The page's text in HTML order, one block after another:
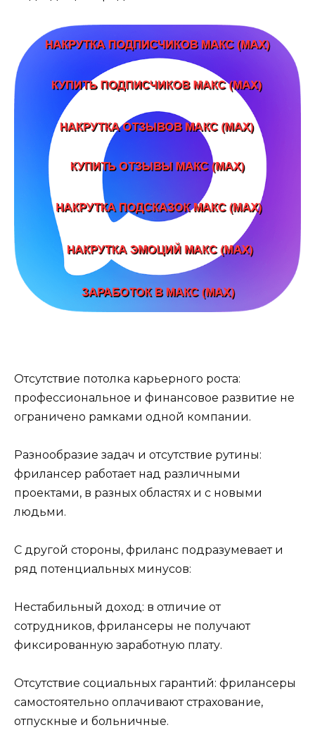
Отсутствие потолка карьерного роста:
профессиональное и финансовое развитие не
ограничено рамками одной компании.
Разнообразие задач и отсутствие рутины:
фрилансер работает над различными
проектами, в разных областях и с новыми
людьми.
С другой стороны, фриланс подразумевает и
ряд потенциальных минусов:
Нестабильный доход: в отличие от
сотрудников, фрилансеры не получают
фиксированную заработную плату.
Отсутствие социальных гарантий: фрилансеры
самостоятельно оплачивают страхование,
отпускные и больничные.